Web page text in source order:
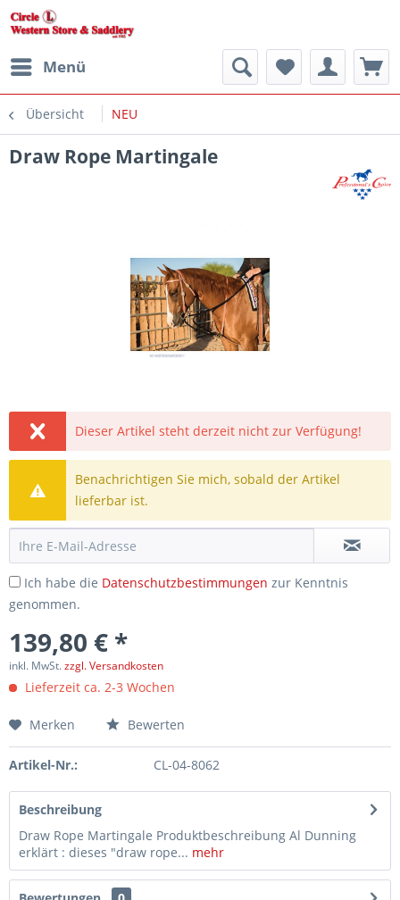
Menü
Übersicht NEU
Draw Rope Martingale
Dieser Artikel steht derzeit nicht zur Verfügung!
Benachrichtigen Sie mich, sobald der Artikel
lieferbar ist.
Ich habe die Datenschutzbestimmungen zur Kenntnis
genommen.
139,80 € *
inkl. MwSt.zzgl. Versandkosten
Lieferzeit ca. 2-3 Wochen
Merken Bewerten
Artikel-Nr.: CL-04-8062
Beschreibung
Draw Rope Martingale Produktbeschreibung Al Dunning
erklärt : dieses "draw rope... mehr